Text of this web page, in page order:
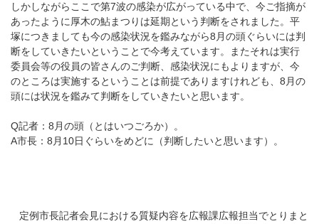
しかしながらここで第7波の感染が広がっている中で、今ご指摘が
あったように厚木の鮎まつりは延期という判断をされました。平
塚につきましても今の感染状況を鑑みながら8月の頭ぐらいには判
断をしていきたいということで今考えています。またそれは実行
委員会等の役員の皆さんのご判断、感染状況にもよりますが、今
のところは実施するということは前提でありますけれども、8月の
頭には状況を鑑みて判断をしていきたいと思います。
Q記者：8月の頭（とはいつごろか）。
A市長：8月10日ぐらいをめどに（判断したいと思います）。
定例市長記者会見における質疑内容を広報課広報担当でとりまと